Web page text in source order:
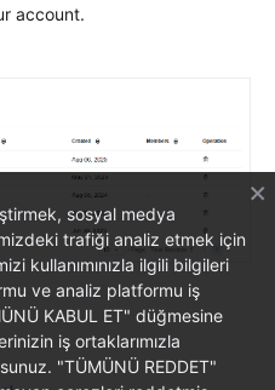
account.
sosyal medya
trafiği analiz etmek için
kullanımınızla ilgili bilgileri
ve analiz platformu iş
KABUL ET" düğmesine
iş ortaklarımızla
"TÜMÜNÜ REDDET"